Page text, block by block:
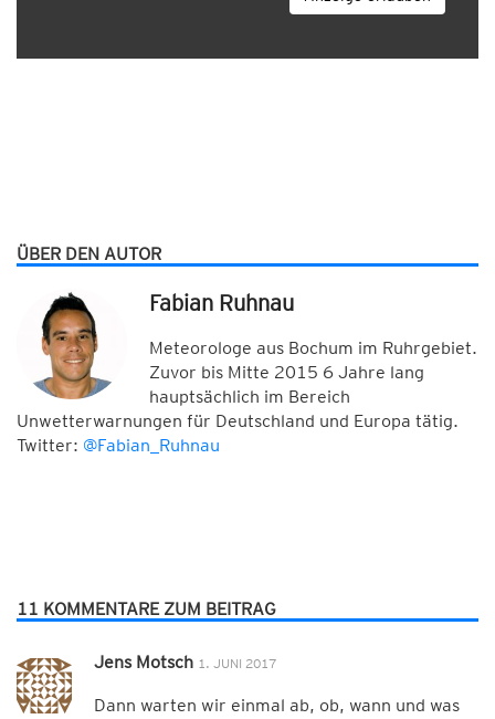
ÜBER DEN AUTOR
Fabian Ruhnau
Meteorologe aus Bochum im Ruhrgebiet.
Zuvor bis Mitte 2015 6 Jahre lang
hauptsächlich im Bereich
Unwetterwarnungen für Deutschland und Europa tätig.
Twitter: @Fabian_Ruhnau
11 KOMMENTARE ZUM BEITRAG
Jens Motsch 1. JUNI 2017
Dann warten wir einmal ab, ob, wann und was